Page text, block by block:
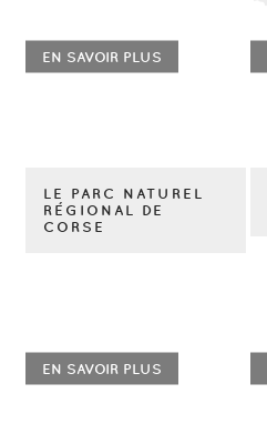
EN SAVOIR PLUS
LE PARC NATUREL
RÉGIONAL DE
CORSE
EN SAVOIR PLUS